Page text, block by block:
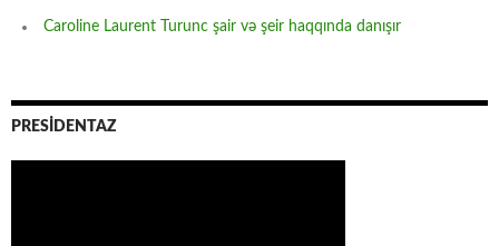
Caroline Laurent Turunc şair və şeir haqqında danışır
PRESİDENTAZ